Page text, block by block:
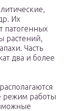
Их
патогенных
растений,
Часть
два и более
режим работы